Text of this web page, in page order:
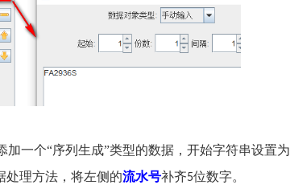
加一个“序列生成”类型的数据，开始字符串设置为
处理方法，将左侧的流水号补齐5位数字。